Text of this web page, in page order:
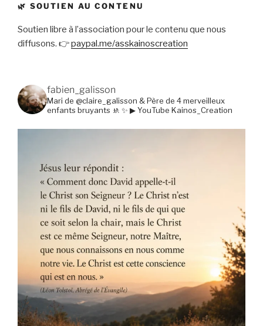
🌿 SOUTIEN AU CONTENU
Soutien libre à l’association pour le contenu que nous
diffusons. 👉paypal.me/asskainoscreation
fabien_galisson
Mari de @claire_galisson & Père de 4 merveilleux
enfants bruyants 🚸 ✨ ▶ YouTube Kainos_Creation